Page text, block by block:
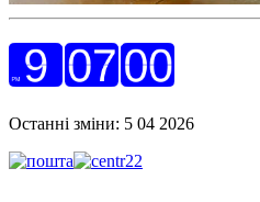
Останні зміни: 5 04 2026